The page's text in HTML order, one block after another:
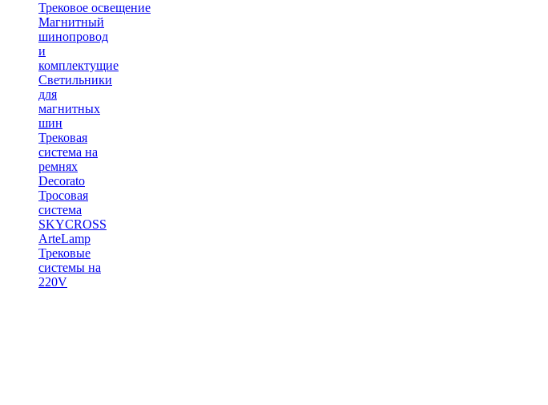
Трековое освещение
Магнитный
шинопровод
и
комплектущие
Светильники
для
магнитных
шин
Трековая
система на
ремнях
Decorato
Тросовая
система
SKYCROSS
ArteLamp
Трековые
системы на
220V